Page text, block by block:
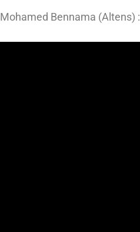
Mohamed Bennama (Altens) :